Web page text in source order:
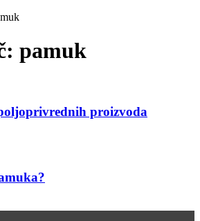
pamuk
proizvoda